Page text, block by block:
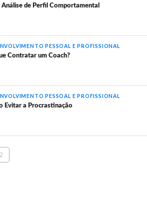
Análise de Perfil Comportamental
PESSOAL E PROFISSIONAL
Contratar um Coach?
PESSOAL E PROFISSIONAL
Evitar a Procrastinação
2